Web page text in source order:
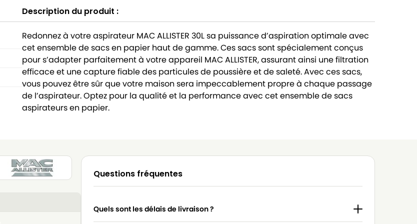
Description du produit :
Redonnez à votre aspirateur MAC ALLISTER 30L sa puissance d’aspiration optimale avec
cet ensemble de sacs en papier haut de gamme. Ces sacs sont spécialement conçus
pour s’adapter parfaitement à votre appareil MAC ALLISTER, assurant ainsi une filtration
efficace et une capture fiable des particules de poussière et de saleté. Avec ces sacs,
vous pouvez être sûr que votre maison sera impeccablement propre à chaque passage
de l’aspirateur. Optez pour la qualité et la performance avec cet ensemble de sacs
aspirateurs en papier.
Questions fréquentes
Quels sont les délais de livraison ?